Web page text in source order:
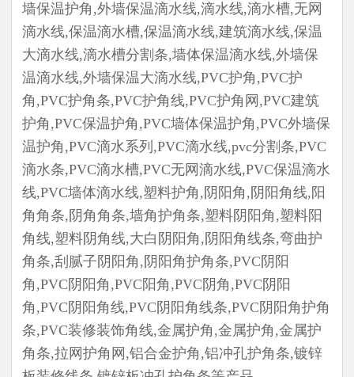
墙保温护角,外墙保温滴水线,滴水线,滴水槽,无网
滴水线,保温滴水槽,保温滴水线,建筑滴水线,保温
大滴水线,滴水槽分割条,墙体保温滴水线,外墙保
温滴水线,外墙保温大滴水线,PVC护角,PVC护
角,PVC护角条,PVC护角线,PVC护角网,PVC建筑
护角,PVC保温护角,PVC墙体保温护角,PVC外墙保
温护角,PVC滴水系列,PVC滴水线,pvc分割条,PVC
滴水条,PVC滴水槽,PVC无网滴水线,PVC保温滴水
线,PVC墙体滴水线,塑料护角,阴阳角,阴阳角线,阳
角角条,阴角角条,墙角护角条,塑料阴阳角,塑料阳
角线,塑料阴角线,大白阴阳角,阴阳角线条,弯曲护
角条,刮腻子阴阳角,阴阳角护角条,PVC阴阳
角,PVC阴阳角,PVC阳角,PVC阴角,PVC阴阳
角,PVC阴阳角线,PVC阴阳角线条,PVC阴阳角护角
条,PVC装修装饰角线,金属护角,金属护角,金属护
角条,拉网护角网,铝合金护角,铝冲孔护角条,镀锌